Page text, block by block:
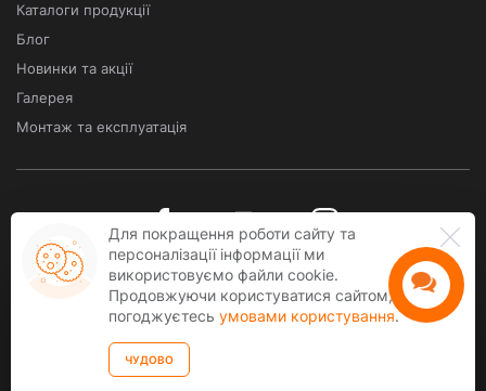
Каталоги продукції
Блог
Новинки та акції
Галерея
Монтаж та експлуатація
Всі права захищені. COPYRIGHT © 2026
- ексклюзивний дистрибютор KAWMET в Україні
Створення сайту
Для покращення роботи сайту та
персоналізації інформації ми
використовуємо файли cookie.
Продовжуючи користуватися сайтом, ви
погоджуєтесь умовами користування.
ЧУДОВО